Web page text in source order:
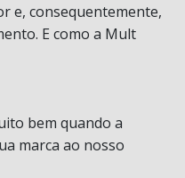
e, consequentemente,
E como a Mult
bem quando a
marca ao nosso